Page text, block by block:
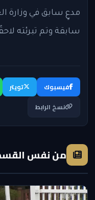
مدعٍ سابق في وزارة
سابقة وتم تبرئته
فيسبوك تويتر
نسخ الرابط
من نفس